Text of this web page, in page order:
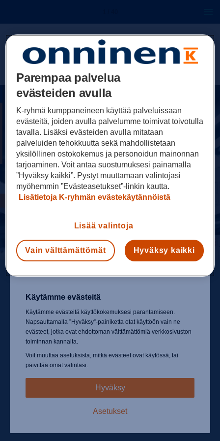
Käytämme evästeitä
Käytämme evästeitä käyttökokemuksesi parantamiseen.
Napsauttamalla ”Hyväksy”-painiketta otat käyttöön vain ne
evästeet, jotka ovat ehdottoman välttämättömiä verkkosivuston
toiminnan kannalta.
Voit muuttaa asetuksista, mitkä evästeet ovat käytössä, tai
päivittää omat valintasi.
Hyväksy
Ehdottoman välttämättömiä:
Asetukset
Parempaa palvelua
evästeiden avulla
K-ryhmä kumppaneineen käyttää palveluissaan
evästeitä, joiden avulla palvelumme toimivat toivotulla
tavalla. Lisäksi evästeiden avulla mitataan
palveluiden tehokkuutta sekä mahdollistetaan
yksilöllinen ostokokemus ja personoidun mainonnan
tarjoaminen. Voit antaa suostumuksesi painamalla
”Hyväksy kaikki”. Pystyt muuttamaan valintojasi
myöhemmin ”Evästeasetukset”-linkin kautta.
Lisätietoja K-ryhmän evästekäytännöistä
Lisää valintoja
Vain välttämättömät Hyväksy kaikki